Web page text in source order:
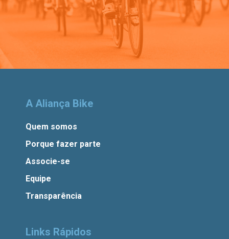
A Aliança Bike
Quem somos
Porque fazer parte
Associe-se
Equipe
Transparência
Links Rápidos